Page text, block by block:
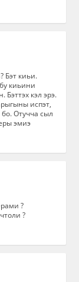
Бэт киьи.
киьини
кэл эрэ.
испэт,
Отучча сыл
эмиэ
?
?